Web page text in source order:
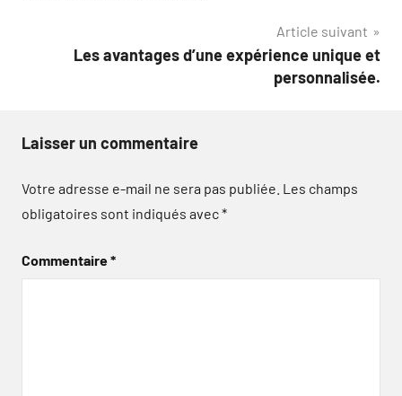
Article suivant
Les avantages d’une expérience unique et
personnalisée.
Laisser un commentaire
Votre adresse e-mail ne sera pas publiée. Les champs
obligatoires sont indiqués avec*
Commentaire*